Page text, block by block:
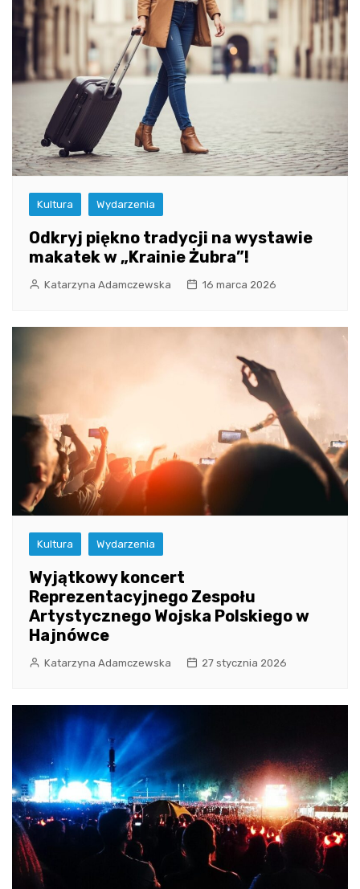
Kultura Wydarzenia
Odkryj piękno tradycji na wystawie
makatek w „Krainie Żubra”!
Katarzyna Adamczewska 16 marca 2026
Kultura Wydarzenia
Wyjątkowy koncert
Reprezentacyjnego Zespołu
Artystycznego Wojska Polskiego w
Hajnówce
Katarzyna Adamczewska 27 stycznia 2026